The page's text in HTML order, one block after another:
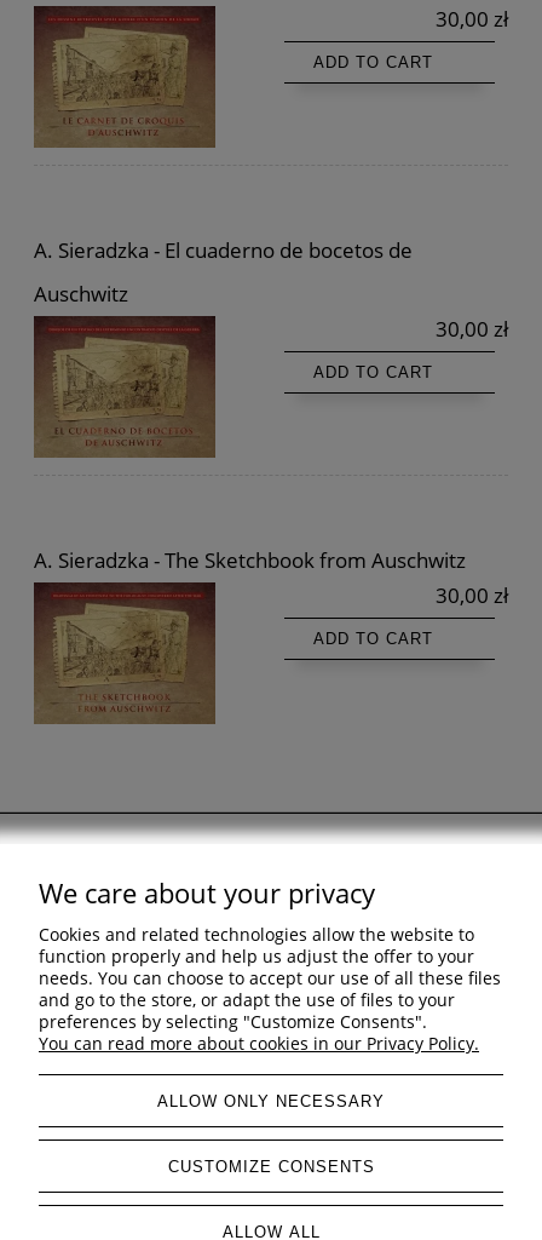
30,00 zł
ADD TO CART
A. Sieradzka - El cuaderno de bocetos de
Auschwitz
30,00 zł
ADD TO CART
A. Sieradzka - The Sketchbook from Auschwitz
30,00 zł
ADD TO CART
Support
Shopping & delivery
Company
view full version of the site
Sklep internetowy Shoper Premium
We care about your privacy
Cookies and related technologies allow the website to
function properly and help us adjust the offer to your
needs. You can choose to accept our use of all these files
and go to the store, or adapt the use of files to your
preferences by selecting "Customize Consents".
You can read more about cookies in our Privacy Policy.
ALLOW ONLY NECESSARY
CUSTOMIZE CONSENTS
ALLOW ALL